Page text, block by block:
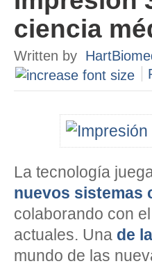
ciencia
Written by
La tecnología
nuevos sistemas
colaborando con
actuales. Una de
mundo de las